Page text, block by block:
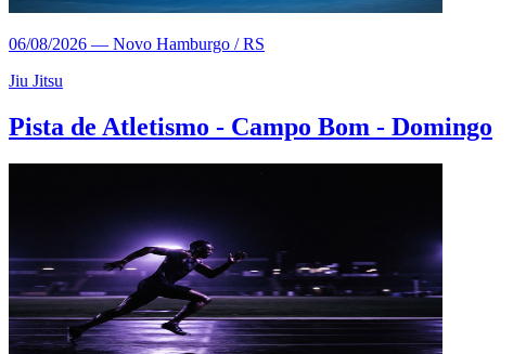
06/08/2026 — Novo Hamburgo / RS
Jiu Jitsu
Pista de Atletismo - Campo Bom - Domingo